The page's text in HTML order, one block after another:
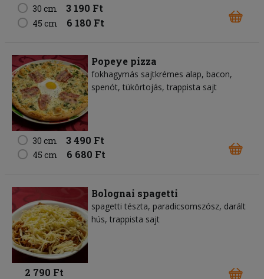
30 cm 3 190 Ft
45 cm 6 180 Ft
Popeye pizza
fokhagymás sajtkrémes alap, bacon,
spenót, tükörtojás, trappista sajt
30 cm 3 490 Ft
45 cm 6 680 Ft
Bolognai spagetti
spagetti tészta, paradicsomszósz, darált
hús, trappista sajt
2 790 Ft